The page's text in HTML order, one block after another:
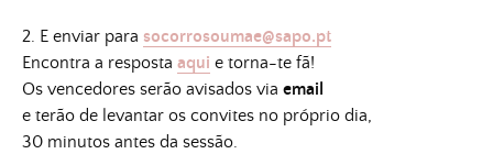
2. E enviar para socorrosoumae@sapo.pt
Encontra a resposta aqui e torna-te fã!
Os vencedores serão avisados via email
e terão de levantar os convites no próprio dia,
30 minutos antes da sessão.